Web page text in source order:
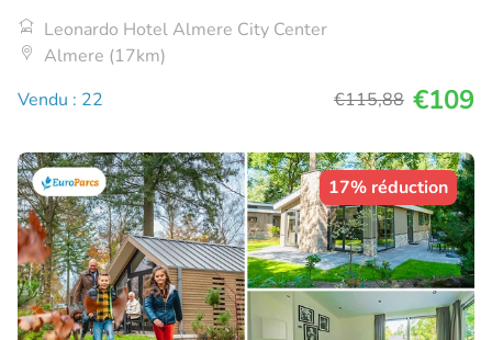
Leonardo Hotel Almere City Center
Almere (17km)
Vendu : 22
€115,88 €109
17% réduction